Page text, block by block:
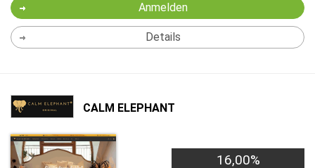
Anmelden
Details
CALM ELEPHANT
16,00%